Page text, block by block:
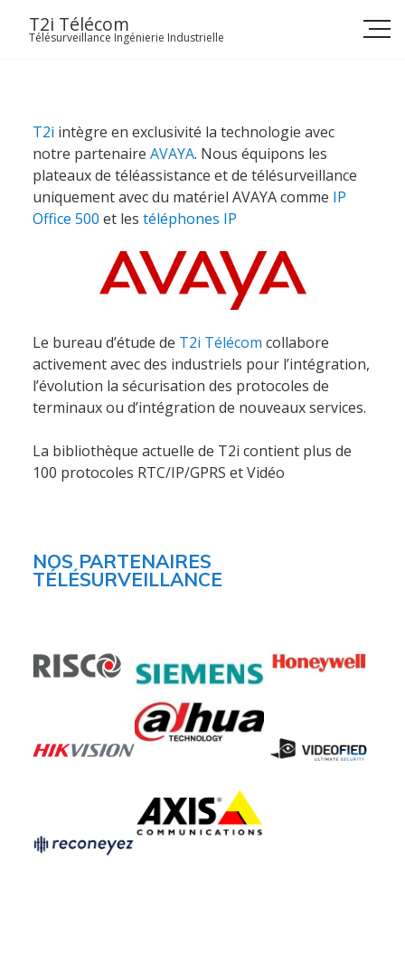
T2i Télécom
Télésurveillance Ingénierie Industrielle
T2i intègre en exclusivité la technologie avec
notre partenaire AVAYA. Nous équipons les
plateaux de téléassistance et de télésurveillance
uniquement avec du matériel AVAYA comme IP
Office 500 et les téléphones IP
Le bureau d’étude de T2i Télécom collabore
activement avec des industriels pour l’intégration,
l’évolution la sécurisation des protocoles de
terminaux ou d’intégration de nouveaux services.
La bibliothèque actuelle de T2i contient plus de
100 protocoles RTC/IP/GPRS et Vidéo
NOS PARTENAIRES
TÉLÉSURVEILLANCE